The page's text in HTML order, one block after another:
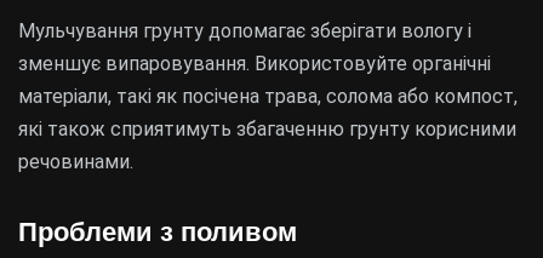
Мульчування грунту допомагає зберігати вологу і
зменшує випаровування. Використовуйте органічні
матеріали, такі як посічена трава, солома або компост,
які також сприятимуть збагаченню грунту корисними
речовинами.
Проблеми з поливом